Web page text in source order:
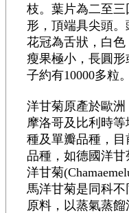
枝。葉片為二至
形，頂端具尖頭。
花冠為舌狀，白色
瘦果極小，長圓
子約有10000多粒
洋甘菊原產於歐洲
摩洛哥及比利時
種及單瓣品種，
品種，如德國洋甘
洋甘菊
馬洋甘菊是同科
原料，以蒸氣蒸